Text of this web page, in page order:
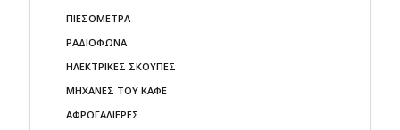
ΠΙΕΣΟΜΕΤΡΑ
ΡΑΔΙΟΦΩΝΑ
ΗΛΕΚΤΡΙΚΕΣ ΣΚΟΥΠΕΣ
ΜΗΧΑΝΕΣ ΤΟΥ ΚΑΦΕ
ΑΦΡΟΓΑΛΙΕΡΕΣ